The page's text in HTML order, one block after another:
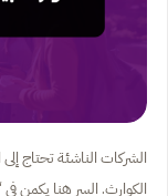
الشركات الناشئة تحتاج
الكوارث. السر هنا يكمن